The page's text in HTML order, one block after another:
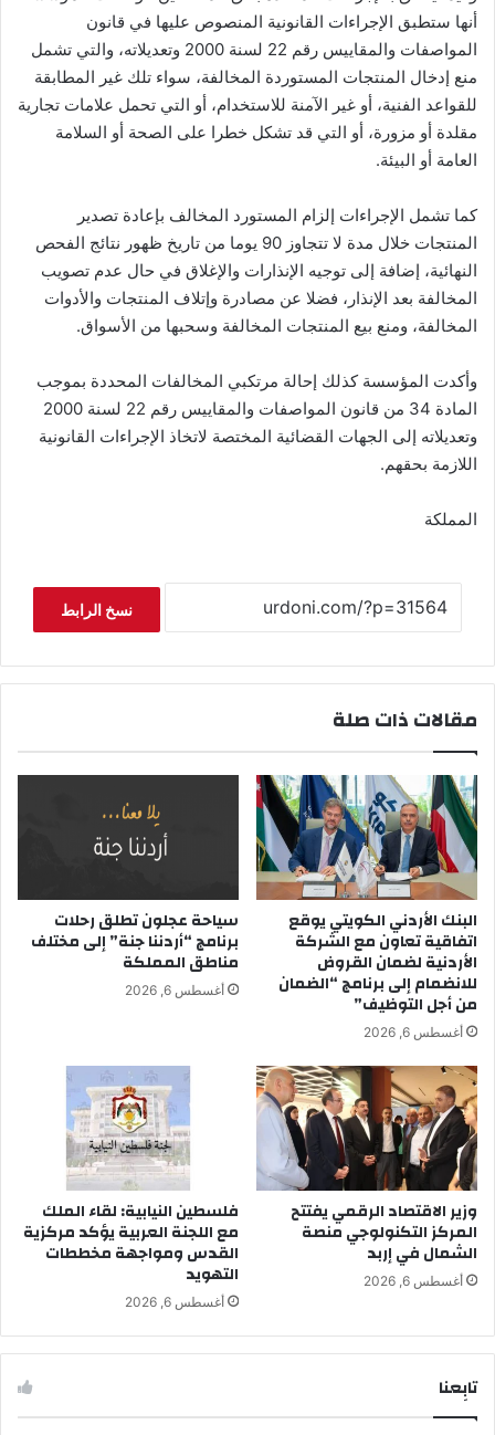
أنها ستطبق الإجراءات القانونية المنصوص عليها في قانون
المواصفات والمقاييس رقم 22 لسنة 2000 وتعديلاته، والتي تشمل
منع إدخال المنتجات المستوردة المخالفة، سواء تلك غير المطابقة
للقواعد الفنية، أو غير الآمنة للاستخدام، أو التي تحمل علامات تجارية
مقلدة أو مزورة، أو التي قد تشكل خطرا على الصحة أو السلامة
العامة أو البيئة.
كما تشمل الإجراءات إلزام المستورد المخالف بإعادة تصدير
المنتجات خلال مدة لا تتجاوز 90 يوما من تاريخ ظهور نتائج الفحص
النهائية، إضافة إلى توجيه الإنذارات والإغلاق في حال عدم تصويب
المخالفة بعد الإنذار، فضلا عن مصادرة وإتلاف المنتجات والأدوات
المخالفة، ومنع بيع المنتجات المخالفة وسحبها من الأسواق.
وأكدت المؤسسة كذلك إحالة مرتكبي المخالفات المحددة بموجب
المادة 34 من قانون المواصفات والمقاييس رقم 22 لسنة 2000
وتعديلاته إلى الجهات القضائية المختصة لاتخاذ الإجراءات القانونية
اللازمة بحقهم.
المملكة
نسخ الرابط
مقالات ذات صلة
البنك الأردني الكويتي يوقع
اتفاقية تعاون مع الشركة
الأردنية لضمان القروض
للانضمام إلى برنامج “الضمان
من أجل التوظيف”
أغسطس 6, 2026
سياحة عجلون تطلق رحلات
برنامج “أردننا جنة” إلى مختلف
مناطق المملكة
أغسطس 6, 2026
وزير الاقتصاد الرقمي يفتتح
المركز التكنولوجي منصة
الشمال في إربد
أغسطس 6, 2026
فلسطين النيابية: لقاء الملك
مع اللجنة العربية يؤكد مركزية
القدس ومواجهة مخططات
التهويد
أغسطس 6, 2026
تابِعنا